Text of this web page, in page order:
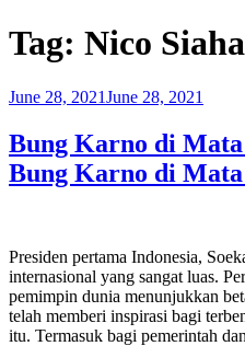
Tag: Nico
Posted
June 28, 2021June 28, 2021
Bung Karno di
Bung Karno di
Presiden pertama Indonesia,
internasional yang sangat luas.
pemimpin dunia menunjukkan
telah memberi inspirasi bagi
itu. Termasuk bagi pemerintah